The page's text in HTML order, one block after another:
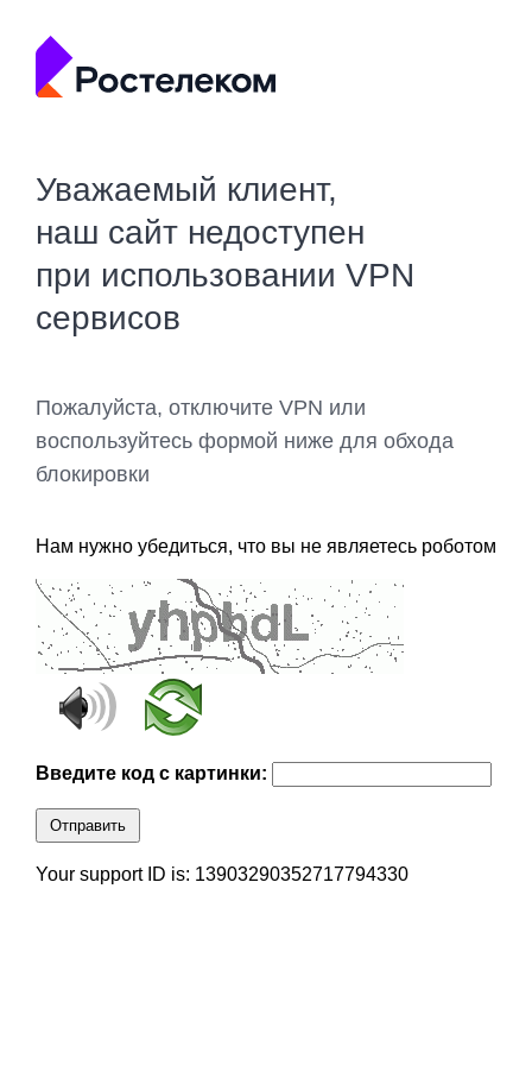
Уважаемый клиент,
наш сайт недоступен
при использовании VPN
сервисов
Пожалуйста, отключите VPN или
воспользуйтесь формой ниже для обхода
блокировки
Нам нужно убедиться, что вы не являетесь роботом
Введите код с картинки:
Отправить
Your support ID is: 13903290352717794330